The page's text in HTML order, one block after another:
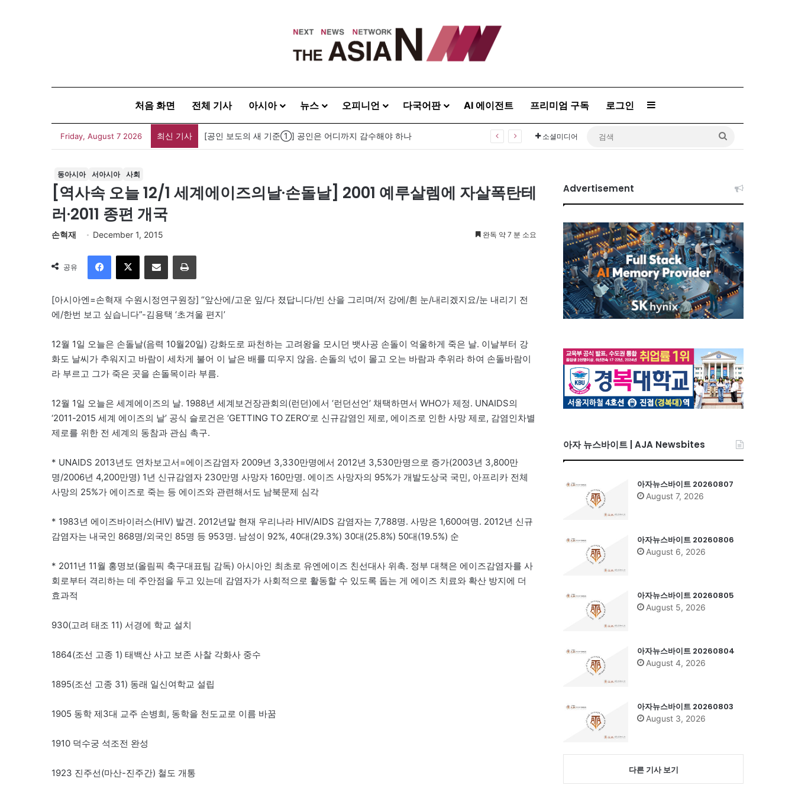
처음 화면 전체 기사 아시아 뉴스 오피니언 다국어판 AI 에이전트 프리미엄 구독 로그인 Sidebar
Friday, August 7 2026 최신 기사 [공인 보도의 새 기준①] 공인은 어디까지 감수해야 하나 소셜미디어
동아시아 서아시아 사회
[역사속 오늘 12/1 세계에이즈의날·손돌날] 2001 예루살렘에 자살폭탄테
러·2011 종편 개국
손혁재 December 1, 2015 완독 약 7 분 소요
공유
이메일
[아시아엔=손혁재 수원시정연구원장] “앞산에/고운 잎/다 졌답니다/빈 산을 그리며/저 강에/흰 눈/내리겠지요/눈 내리기 전
에/한번 보고 싶습니다”-김용택 ‘초겨울 편지’
12월 1일 오늘은 손돌날(음력 10월20일) 강화도로 파천하는 고려왕을 모시던 뱃사공 손돌이 억울하게 죽은 날. 이날부터 강
화도 날씨가 추워지고 바람이 세차게 불어 이 날은 배를 띠우지 않음. 손돌의 넋이 몰고 오는 바람과 추위라 하여 손돌바람이
라 부르고 그가 죽은 곳을 손돌목이라 부름.
12월 1일 오늘은 세계에이즈의 날. 1988년 세계보건장관회의(런던)에서 ‘런던선언’ 채택하면서 WHO가 제정. UNAIDS의
‘2011-2015 세계 에이즈의 날’ 공식 슬로건은 ‘GETTING TO ZERO’로 신규감염인 제로, 에이즈로 인한 사망 제로, 감염인차별
제로를 위한 전 세계의 동참과 관심 촉구.
* UNAIDS 2013년도 연차보고서=에이즈감염자 2009년 3,330만명에서 2012년 3,530만명으로 증가(2003년 3,800만
명/2006년 4,200만명) 1년 신규감염자 230만명 사망자 160만명. 에이즈 사망자의 95%가 개발도상국 국민, 아프리카 전체
사망의 25%가 에이즈로 죽는 등 에이즈와 관련해서도 남북문제 심각
* 1983년 에이즈바이러스(HIV) 발견. 2012년말 현재 우리나라 HIV/AIDS 감염자는 7,788명. 사망은 1,600여명. 2012년 신규
감염자는 내국인 868명/외국인 85명 등 953명. 남성이 92%, 40대(29.3%) 30대(25.8%) 50대(19.5%) 순
* 2011년 11월 홍명보(올림픽 축구대표팀 감독) 아시아인 최초로 유엔에이즈 친선대사 위촉. 정부 대책은 에이즈감염자를 사
회로부터 격리하는 데 주안점을 두고 있는데 감염자가 사회적으로 활동할 수 있도록 돕는 게 에이즈 치료와 확산 방지에 더
효과적
930(고려 태조 11) 서경에 학교 설치
1864(조선 고종 1) 태백산 사고 보존 사찰 각화사 중수
1895(조선 고종 31) 동래 일신여학교 설립
1905 동학 제3대 교주 손병희, 동학을 천도교로 이름 바꿈
1910 덕수궁 석조전 완성
1923 진주선(마산-진주간) 철도 개통
Advertisement
아자 뉴스바이트 | AJA Newsbites
아자뉴스바이트 20260807
August 7, 2026
아자뉴스바이트 20260806
August 6, 2026
아자뉴스바이트 20260805
August 5, 2026
아자뉴스바이트 20260804
August 4, 2026
아자뉴스바이트 20260803
August 3, 2026
다른 기사 보기